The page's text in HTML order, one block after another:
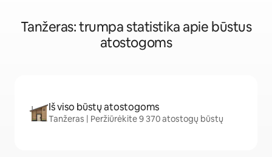
Tanžeras: trumpa statistika apie būstus
atostogoms
Iš viso būstų atostogoms
Tanžeras | Peržiūrėkite 9 370 atostogų būstų